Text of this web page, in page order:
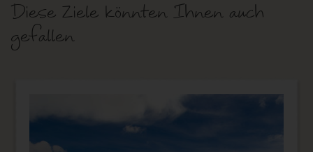
Diese Ziele könnten Ihnen auch
gefallen